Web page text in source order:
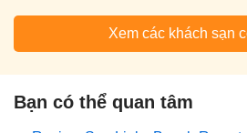
Xem các khách sạn
Bạn có thể quan tâm